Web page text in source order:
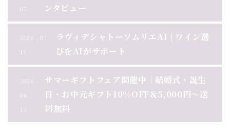
07
ンタビュー
2026 . 07 .
17
ラヴィデシャトーソムリエAI | ワイン選
びをAIがサポート
2026 .
06 .
13
サマーギフトフェア開催中｜結婚式・誕生
日・お中元ギフト10%OFF＆5,000円～送
料無料